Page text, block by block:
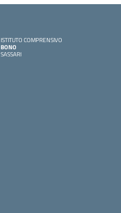
ISTITUTO COMPRENSIVO
BONO
SASSARI